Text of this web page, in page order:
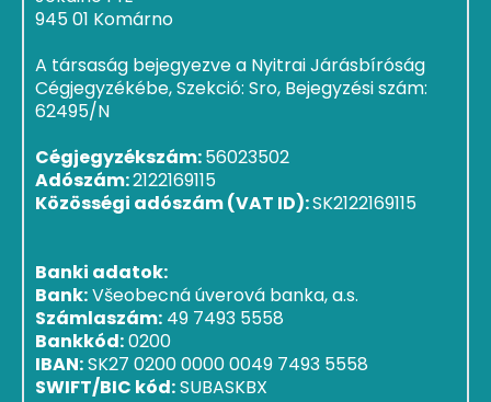
945 01 Komárno
A társaság bejegyezve a Nyitrai Járásbíróság
Cégjegyzékébe, Szekció: Sro, Bejegyzési szám:
62495/N
Cégjegyzékszám:56023502
Adószám:2122169115
Közösségi adószám (VAT ID):SK2122169115
Banki adatok:
Bank:Všeobecná úverová banka, a.s.
Számlaszám: 49 7493 5558
Bankkód:0200
IBAN:SK27 0200 0000 0049 7493 5558
SWIFT/BIC kód:SUBASKBX